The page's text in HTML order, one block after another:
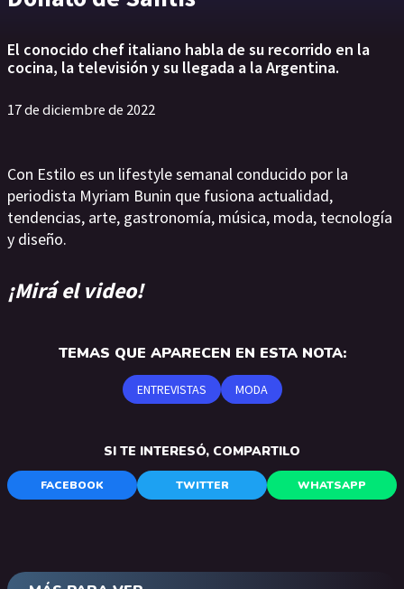
El conocido chef italiano habla de su recorrido en la
cocina, la televisión y su llegada a la Argentina.
17 de diciembre de 2022
Con Estilo es un lifestyle semanal conducido por la
periodista Myriam Bunin que fusiona actualidad,
tendencias, arte, gastronomía, música, moda, tecnología
y diseño.
¡Mirá el video!
TEMAS QUE APARECEN EN ESTA NOTA:
ENTREVISTAS MODA
SI TE INTERESÓ, COMPARTILO
FACEBOOK TWITTER WHATSAPP